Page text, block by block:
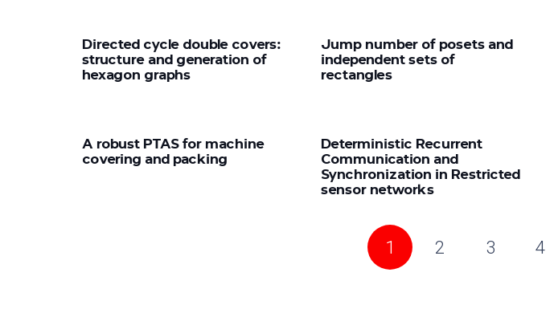
Directed cycle double covers:
structure and generation of
hexagon graphs
Jump number of posets and
independent sets of
rectangles
A robust PTAS for machine
covering and packing
Deterministic Recurrent
Communication and
Synchronization in Restricted
sensor networks
1 2 3 4